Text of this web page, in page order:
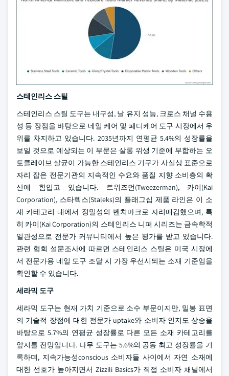
스테인리스 스틸
스테인리스 스틸 도구는 내구성, 날 유지 성능, 크로스 채널 수용
성 등 장점을 바탕으로 네일 케어 및 페디케어 도구 시장에서 우
위를 차지하고 있습니다. 2035년까지 연평균 5.4%의 성장률을
보일 것으로 예상되는 이 부문은 살롱 위생 기준에 부합하는 오
토클레이브 살균이 가능한 스테인리스 기구가 사실상 표준으로
자리 잡은 전문기관의 지속적인 수요와 품질 지향 소비층의 확
산에 힘입고 있습니다. 트위즈먼(Tweezerman), 카이(Kai
Corporation), 스타렉스(Staleks)의 플래그십 제품 라인은 이 소
재 카테고리 내에서 정밀성의 벤치마크로 자리매김했으며, 특
히 카이(Kai Corporation)의 스테인리스 니퍼 시리즈는 금속학적
일관성으로 전문가 커뮤니티에서 높은 평가를 받고 있습니다.
관련 협회 설문조사에 따르면 스테인리스 스틸은 미국 시장에
서 전문가용 네일 도구 조달 시 가장 우선시되는 소재 기준임을
확인할 수 있습니다.
세라믹 도구
세라믹 도구는 현재 가치 기준으로 소수 부문이지만, 밀봉 표면
의 기술적 장점에 대한 전문가 uptake와 소비자 인지도 상승을
바탕으로 5.7%의 연평균 성장률로 다른 모든 소재 카테고리를
앞지를 전망입니다. 나무 도구는 5.6%의 공동 최고 성장률을 기
록하며, 지속가능성conscious 소비자들 사이에서 자연 소재에
대한 선호가 높아지면서 Zizzili Basics가 직접 소비자 채널에서